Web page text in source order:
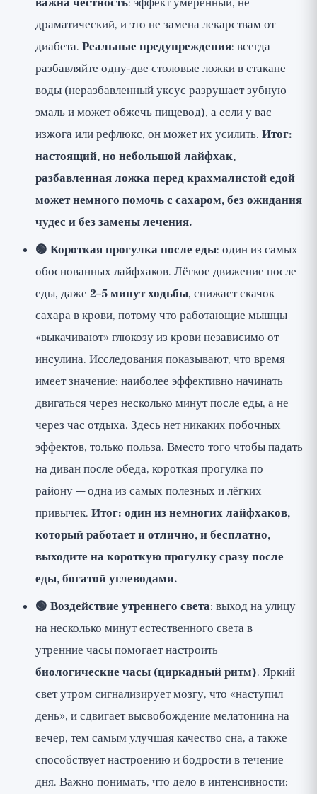
драматический, и это не замена лекарствам от
диабета. Реальные предупреждения: всегда
разбавляйте одну-две столовые ложки в стакане
воды (неразбавленный уксус разрушает зубную
эмаль и может обжечь пищевод), а если у вас
изжога или рефлюкс, он может их усилить. Итог:
настоящий, но небольшой лайфхак,
разбавленная ложка перед крахмалистой едой
может немного помочь с сахаром, без ожидания
чудес и без замены лечения.
🟢 Короткая прогулка после еды: один из самых
обоснованных лайфхаков. Лёгкое движение после
еды, даже 2–5 минут ходьбы, снижает скачок
сахара в крови, потому что работающие мышцы
«выкачивают» глюкозу из крови независимо от
инсулина. Исследования показывают, что время
имеет значение: наиболее эффективно начинать
двигаться через несколько минут после еды, а не
через час отдыха. Здесь нет никаких побочных
эффектов, только польза. Вместо того чтобы падать
на диван после обеда, короткая прогулка по
району — одна из самых полезных и лёгких
привычек. Итог: один из немногих лайфхаков,
который работает и отлично, и бесплатно,
выходите на короткую прогулку сразу после
еды, богатой углеводами.
🟢 Воздействие утреннего света: выход на улицу
на несколько минут естественного света в
утренние часы помогает настроить
биологические часы (циркадный ритм). Яркий
свет утром сигнализирует мозгу, что «наступил
день», и сдвигает высвобождение мелатонина на
вечер, тем самым улучшая качество сна, а также
способствует настроению и бодрости в течение
дня. Важно понимать, что дело в интенсивности: